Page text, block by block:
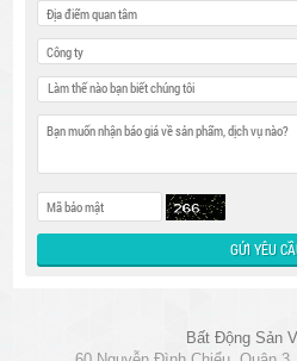
Làm thế nào bạn biết chúng tôi
Bất Động Sản